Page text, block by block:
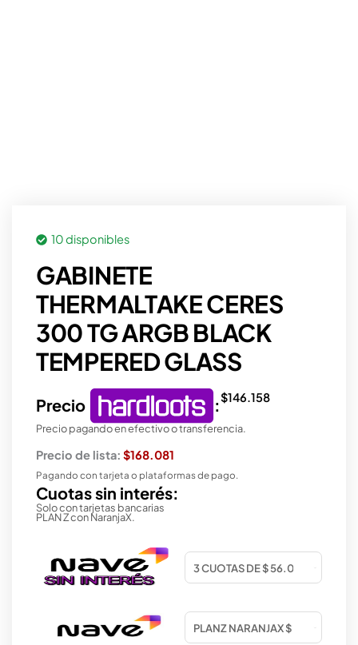
10 disponibles
GABINETE
THERMALTAKE CERES
300 TG ARGB BLACK
TEMPERED GLASS
Precio :$146.158
Precio pagando en efectivo o transferencia.
Precio de lista: $168.081
Pagando con tarjeta o plataformas de pago.
Cuotas sin interés:
Solo con tarjetas bancarias
PLAN Z con NaranjaX.